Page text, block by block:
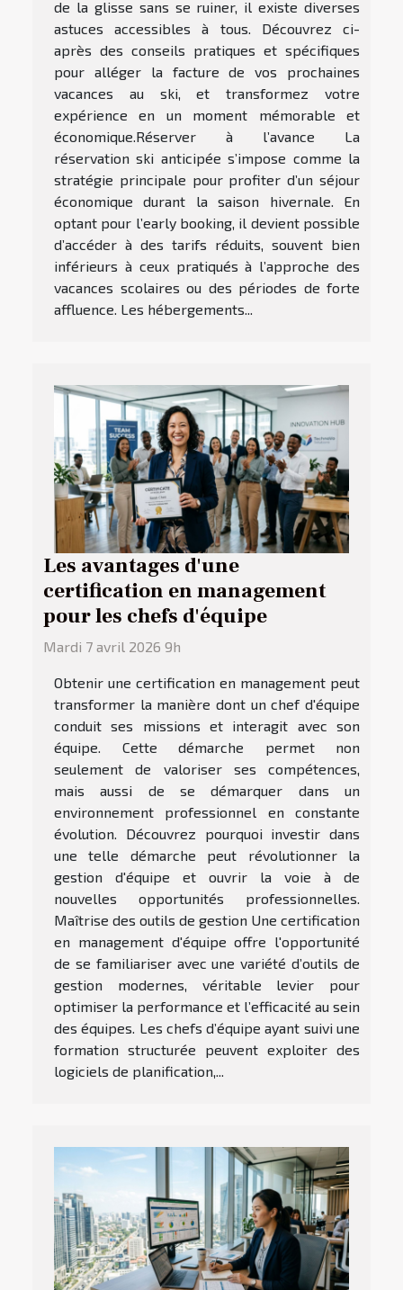
de la glisse sans se ruiner, il existe diverses
astuces accessibles à tous. Découvrez ci-
après des conseils pratiques et spécifiques
pour alléger la facture de vos prochaines
vacances au ski, et transformez votre
expérience en un moment mémorable et
économique.Réserver à l’avance La
réservation ski anticipée s’impose comme la
stratégie principale pour profiter d’un séjour
économique durant la saison hivernale. En
optant pour l’early booking, il devient possible
d’accéder à des tarifs réduits, souvent bien
inférieurs à ceux pratiqués à l’approche des
vacances scolaires ou des périodes de forte
affluence. Les hébergements...
Les avantages d'une
certification en management
pour les chefs d'équipe
Mardi 7 avril 2026 9h
Obtenir une certification en management peut
transformer la manière dont un chef d'équipe
conduit ses missions et interagit avec son
équipe. Cette démarche permet non
seulement de valoriser ses compétences,
mais aussi de se démarquer dans un
environnement professionnel en constante
évolution. Découvrez pourquoi investir dans
une telle démarche peut révolutionner la
gestion d'équipe et ouvrir la voie à de
nouvelles opportunités professionnelles.
Maîtrise des outils de gestion Une certification
en management d'équipe offre l'opportunité
de se familiariser avec une variété d’outils de
gestion modernes, véritable levier pour
optimiser la performance et l’efficacité au sein
des équipes. Les chefs d’équipe ayant suivi une
formation structurée peuvent exploiter des
logiciels de planification,...